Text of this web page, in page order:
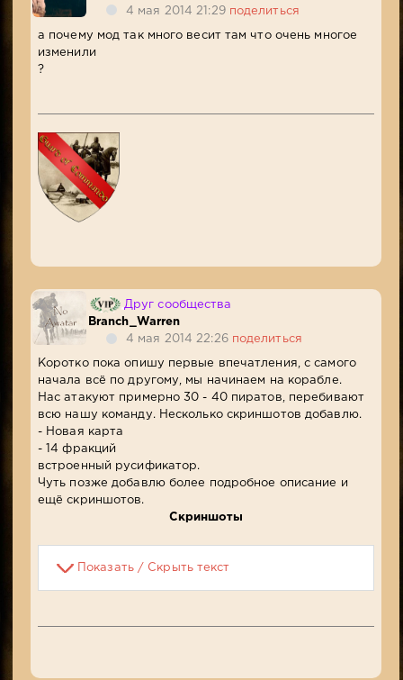
4 мая 2014 21:29 поделиться
а почему мод так много весит там что очень многое
изменили
?
Друг сообщества
Branch_Warren
4 мая 2014 22:26 поделиться
Коротко пока опишу первые впечатления, с самого
начала всё по другому, мы начинаем на корабле.
Нас атакуют примерно 30 - 40 пиратов, перебивают
всю нашу команду. Несколько скриншотов добавлю.
- Новая карта
- 14 фракций
встроенный русификатор.
Чуть позже добавлю более подробное описание и
ещё скриншотов.
Скриншоты
Показать / Скрыть текст